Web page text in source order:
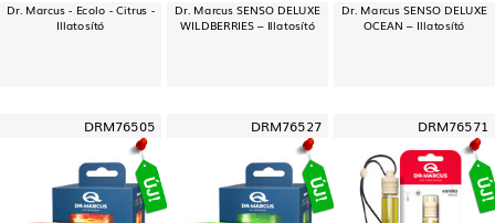
Dr. Marcus - Ecolo - Citrus -
Illatosító
Dr. Marcus SENSO DELUXE
WILDBERRIES – Illatosító
Dr. Marcus SENSO DELUXE
OCEAN – Illatosító
DRM76505 DRM76527 DRM76571